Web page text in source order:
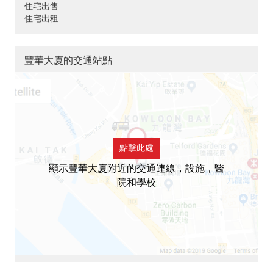
住宅出售
住宅出租
豐華大廈的交通站點
點擊此處
顯示豐華大廈附近的交通連線，設施，醫
院和學校